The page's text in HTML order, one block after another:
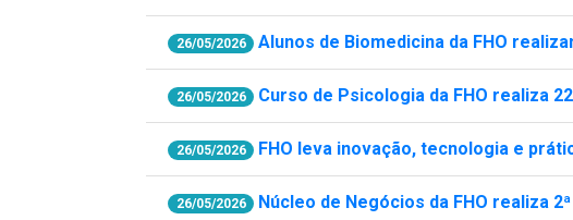
26/05/2026 Alunos de Biomedicina da FHO
26/05/2026 Curso de Psicologia da FHO realiza
26/05/2026 FHO leva inovação, tecnologia e
26/05/2026 Núcleo de Negócios da FHO realiza